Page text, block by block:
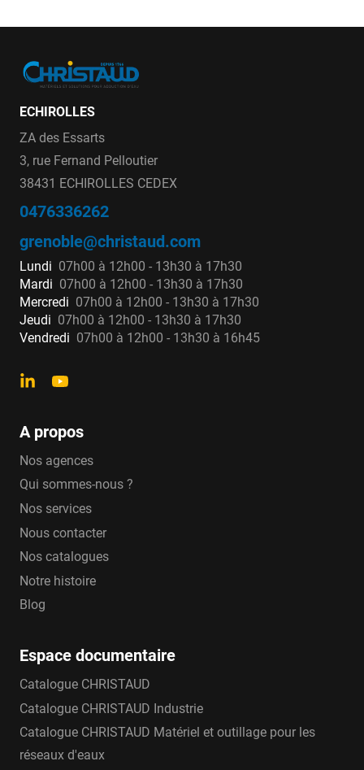
ECHIROLLES
ZA des Essarts
3, rue Fernand Pelloutier
38431 ECHIROLLES CEDEX
0476336262
grenoble@christaud.com
Lundi 07h00 à 12h00 - 13h30 à 17h30
Mardi 07h00 à 12h00 - 13h30 à 17h30
Mercredi 07h00 à 12h00 - 13h30 à 17h30
Jeudi 07h00 à 12h00 - 13h30 à 17h30
Vendredi 07h00 à 12h00 - 13h30 à 16h45
A propos
Nos agences
Qui sommes-nous ?
Nos services
Nous contacter
Nos catalogues
Notre histoire
Blog
Espace documentaire
Catalogue CHRISTAUD
Catalogue CHRISTAUD Industrie
Catalogue CHRISTAUD Matériel et outillage pour les
réseaux d'eaux